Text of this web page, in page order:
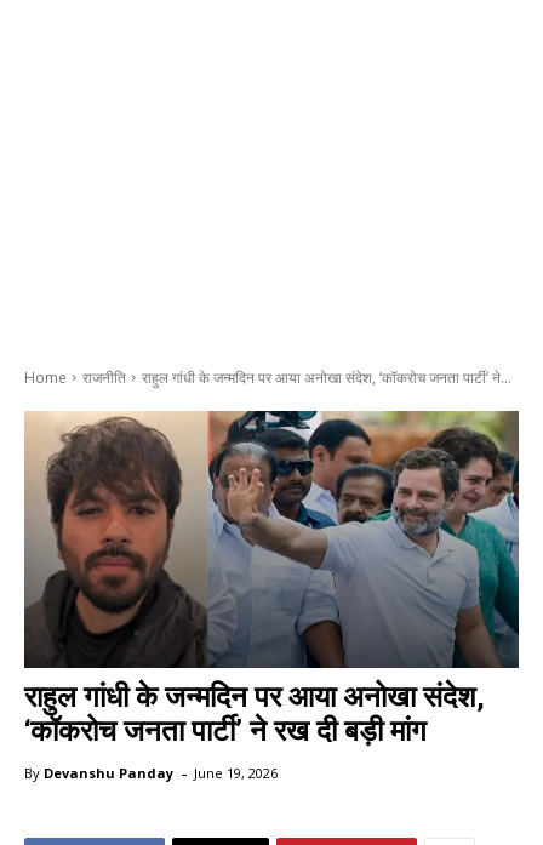
Home राजनीति राहुल गांधी के जन्मदिन पर आया अनोखा संदेश, ‘कॉकरोच जनता पार्टी’ ने...
राहुल गांधी के जन्मदिन पर आया अनोखा संदेश,
‘कॉकरोच जनता पार्टी’ ने रख दी बड़ी मांग
By Devanshu Panday - June 19, 2026